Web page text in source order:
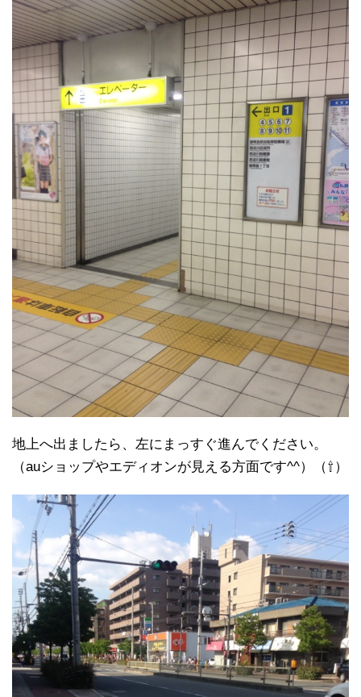
地上へ出ましたら、左にまっすぐ進んでください。
（auショップやエディオンが見える方面です^^）（⇧）